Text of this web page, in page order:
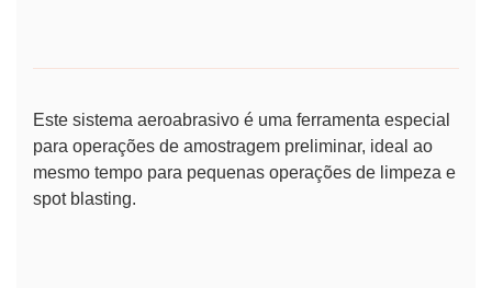
Este sistema aeroabrasivo é uma ferramenta especial
para operações de amostragem preliminar, ideal ao
mesmo tempo para pequenas operações de limpeza e
spot blasting.